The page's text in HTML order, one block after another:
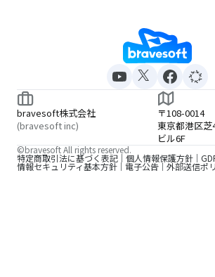
bravesoft株式会社
(bravesoft inc)
〒108-0014
東京都港区
ビル6F
特定商取引法に基づく表記 個人情報保護方針
情報セキュリティ基本方針 電子公告 外部送信ポ
©bravesoft All rights reserved.